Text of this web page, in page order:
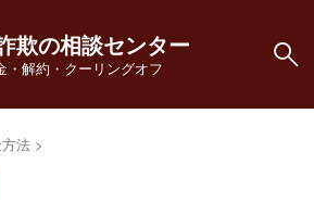
欺の相談センター
・解約・クーリングオフ
法 >